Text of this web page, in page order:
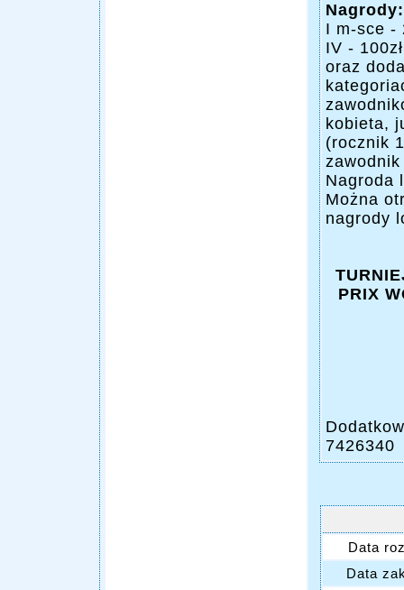
Nagrody:
I m-sce -
IV -
oraz
kobieta,
(rocznik
Nagroda
Można
nagrody
PRIX
7426340
Data
Data